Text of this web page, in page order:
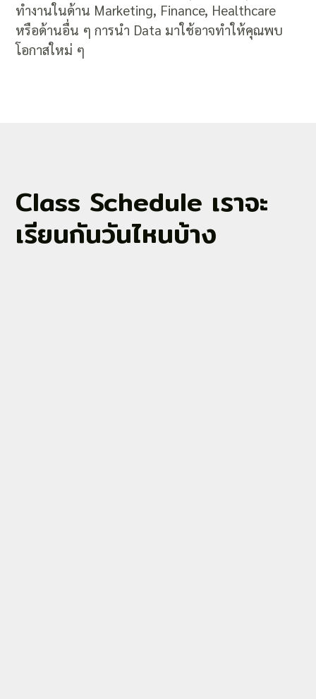
ทำงานในด้าน Marketing, Finance, Healthcare
หรือด้านอื่น ๆ การนำ Data มาใช้อาจทำให้คุณพบ
โอกาสใหม่ ๆ
Class Schedule เราจะ
เรียนกันวันไหนบ้าง